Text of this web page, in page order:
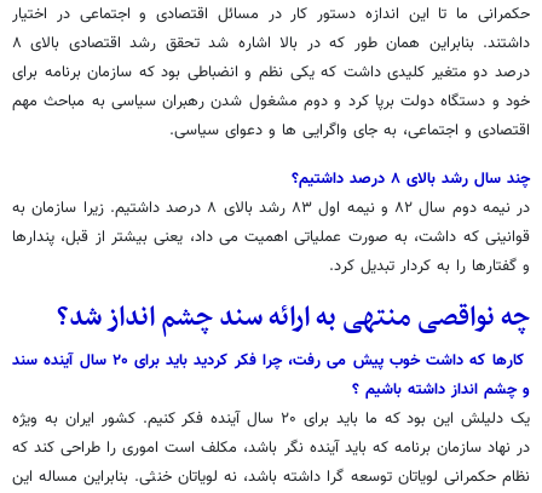
حکمرانی ما تا این اندازه دستور کار در مسائل اقتصادی و اجتماعی در اختیار
داشتند. بنابراین همان طور که در بالا اشاره شد تحقق رشد اقتصادی بالای ۸
درصد دو متغیر کلیدی داشت که یکی نظم و انضباطی بود که سازمان برنامه برای
خود و دستگاه دولت برپا کرد و دوم مشغول شدن رهبران سیاسی به مباحث مهم
اقتصادی و اجتماعی، به جای واگرایی ها و دعوای سیاسی.
چند سال رشد بالای ۸ درصد داشتیم؟
در نیمه دوم سال ۸۲ و نیمه اول ۸۳ رشد بالای ۸ درصد داشتیم. زیرا سازمان به
قوانینی که داشت، به صورت عملیاتی اهمیت می داد، یعنی بیشتر از قبل، پندارها
و گفتارها را به کردار تبدیل کرد.
چه نواقصی منتهی به ارائه سند چشم انداز شد؟
کارها که داشت خوب پیش می رفت، چرا فکر کردید باید برای ۲۰ سال آینده سند
و چشم انداز داشته باشیم ؟
یک دلیلش این بود که ما باید برای ۲۰ سال آینده فکر کنیم. کشور ایران به ویژه
در نهاد سازمان برنامه که باید آینده نگر باشد، مکلف است اموری را طراحی کند که
نظام حکمرانی لویاتان توسعه گرا داشته باشد، نه لویاتان خنثی. بنابراین مساله این